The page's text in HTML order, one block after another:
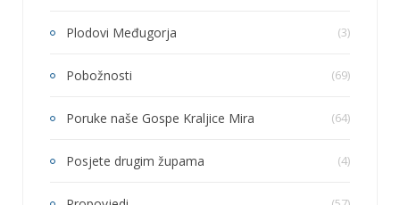
Plodovi Međugorja (3)
Pobožnosti (69)
Poruke naše Gospe Kraljice Mira (64)
Posjete drugim župama (4)